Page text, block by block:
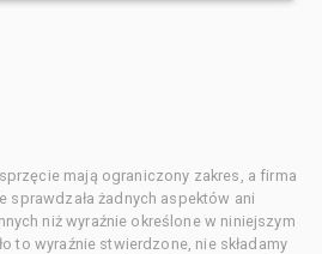
mają ograniczony zakres, a firma
sprawdzała żadnych aspektów ani
niż wyraźnie określone w niniejszym
to wyraźnie stwierdzone, nie składamy